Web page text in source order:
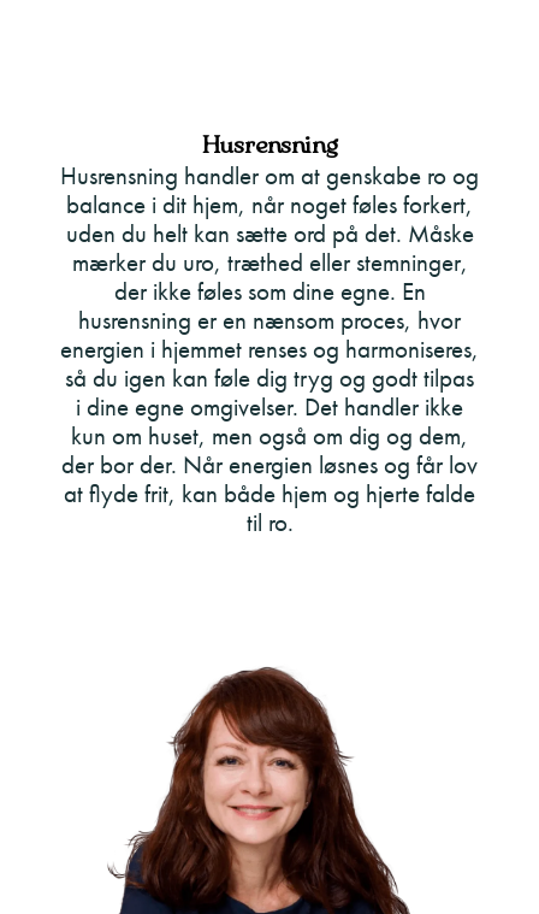
Husrensning
Husrensning handler om at genskabe ro og
balance i dit hjem, når noget føles forkert,
uden du helt kan sætte ord på det. Måske
mærker du uro, træthed eller stemninger,
der ikke føles som dine egne. En
husrensning er en nænsom proces, hvor
energien i hjemmet renses og harmoniseres,
så du igen kan føle dig tryg og godt tilpas
i dine egne omgivelser. Det handler ikke
kun om huset, men også om dig og dem,
der bor der. Når energien løsnes og får lov
at flyde frit, kan både hjem og hjerte falde
til ro.